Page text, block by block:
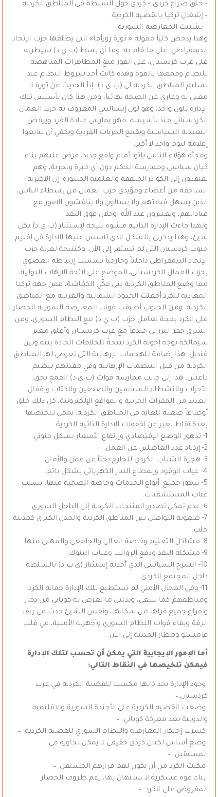
– خلق صراع كردي – كردي حول السلطة في المناطق الكردية.
– إشغال تركيا بالقضية الكردية.
– تشتيت المعارضة السورية.
وهذا يدحض كليآ مقولة « ثورة روزأفا» التي يطلقها حزب الإتحاد
الديمقراطي، على ما قام به. وما أن بسط (ب ي د) سيطرته
على غرب كردستان، على الفور منع المظاهرات المناهضة
للنظام وقمعها بالقوة وهذه كانت أحد شروط النظام عند
تسليم المناطق الكردية لي (ب ي د). إذآ الحديث عن ثورة لا
معنى له وعاري عن الصحة نهائيآ. ومن هنا كان تأسيس تلك
الإدارة بلون واحد، وهو لون إستاليني المعروف به حزب العمال
الكردستاني منذ تأسيسه. فهو يمارس عبادة الفرد ويرفض
التعددية السياسية ويقمع الحريات الفردية ويكفي أن تتابعوا
إعلامه ليوم واحد لا أكثر.
وفجأة هؤلاء الناس باتوا أمام واقع جديد، فرض عليهم بناء
كيان سياسي وممارسة الحكم دون أي خبرة وتجربة، وهم
يفتقدون إلى الكوادر المثقفة والعلمية المتنورة. إن الأكثرية
الساحقة من أعضاء ومؤيدي حزب العمال من بسطاء الناس،
الذين يسهل قيادتهم ولا يسألون ولا يناقشون الامور مع
قياداتهم، ويعتبرون عبد الله اوجلان فوق النقد.
ولهذا جاءت الإدارة الذاتية مشوه نتيجة لإستئثار (ب ي د) بكل
شيئ، وهذا يذكرني بالشكل الذي تأسس عليها الإدارة في إقليم
جنوب كردستان التي لم تستقر إلى الأن. وكنتيجة لعزلة حزب
الإتحاد الديمقراطي داخليآ وخارجيآ بسسب إرتباطه العضوي
بحزب العمال الكردستاني، الموضع على لائحة الإرهاب الدولية،
مما وضع المناطق الكردية بين فكّي الكمّاشة، فمن جهة تركيا
المعادية للكرد أقفلت الحدود الشمالية والغربية مع المناطق
الكردية، ومن الجنوب أطبقت قوات المعارضة السورية الحصار
على الكرد بحجة تعامل حزب (ب ي د) مع النظام السوري، ومن
الشرق حفر البرزاني خندقآ مع غرب كردستان وأغلق معبر
سيمالكة بوجه إخوته الكرد نتيجةً للخلافات الحادة بينه وبين
قنديل. هذا إضافة للهجمات الإرهابية التي تعرض لها المناطق
الكردية من قبل التنظمات الإرهابية وفي مقدتهم تنظيم
داعش. هذا إلى جانب ممارسة قوات (ب ي د) القمع بحق
الأحزاب والنشطاء السياسين والصحفين والكتاب وإقفال
العديد من المقرات الحزبية والمواقع الإلكترونية، كل ذلك خلق
أوضاعآ صعبة للغاية في المناطق الكردية، يمكن تلخيصها
بعدة نقاط تعبر عن إخفقات الإدارة الذاتية الكردية:
1- تدهور الوضع الإقتصادي وإرتفاع الأسعار بشكل جنوني.
2- إزدياد عدد العاطلين عن العمل.
3- هجرة الشباب الكردي للخارج بحثآ عن عمل والأمان.
4- غياب الوقود وإنقطاع التيار الكهربائي بشكل دائم.
5- تدهور جميع أنواع الخدمات وخاصة الصحية منها، بسبب
غياب المستشفيات.
6- عدم تمكن تصدير المنتجات الكردية إلى الداخل السوري.
7- صعوبة التواصل بين المناطق الكردية والمدن الكبرى كمدينة
حلب.
8- مشاكل التعليم وخاصة العالي والجامعي والمهني منها.
9- مشكلة النقد ودفع الرواتب وغياب البنوك.
10- الشرخ السياسي الذي أحدثه إستئثار (ي ب د) بالسلطة
داخل المجتمع الكردي.
11- وفي المجال الأمني لم تستطيع تلك الإدارة حماية الكرد
ومناطقهم كما ينبغي، وبدليل ما تعرض له كوباني من دمار
وإفراغ جميع قراها من سكانها، ونفس الشيئ حدث في ريف
الرقة وبقاء قوات النظام السوري وأجهزته الأمنية، في قلب
قامشلو ومطار المدينة إلى الأن.
أما الإمور الإيجابية التي يمكن أن تحسب لتلك الإدارة
فيمكن تلخيصها في النقاط التالي:
وجود الإدارة بحد ذاتها مكسب للقضية الكردية في غرب
كردستان.–
وضعت القضية الكردية على الأجندة السورية والإقليمية
والدولية بعد معركة كوباني. –
كسرت إحتكار المعارضة والنظام السوري للقضية الكردية. –
وضع أساس لكيان كردي حقيقي لا يمكن تجاوزه في
المستقبل. –
مكنت الكرد من أن يكون لهم قرارهم المستقل. –
بناء قوة عسكرية لا يستهان بها، رغم ظروف الحصار
المفروض على الكرد. –